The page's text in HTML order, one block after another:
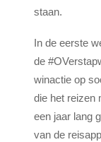
staan.
In de eerste
de
winactie op
die het reizen
een jaar lang
van de